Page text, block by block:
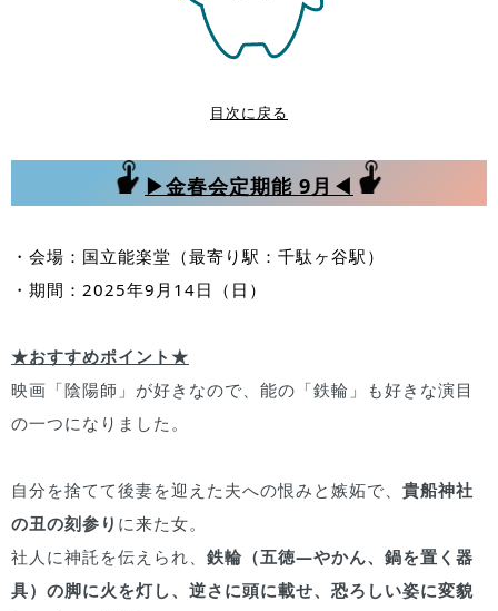
目次に戻る
▶金春会定期能 9月◀
・会場：国立能楽堂（最寄り駅：千駄ヶ谷駅）
・期間：2025年9月14日（日）
★おすすめポイント★
映画「陰陽師」が好きなので、能の「鉄輪」も好きな演目
の一つになりました。
自分を捨てて後妻を迎えた夫への恨みと嫉妬で、 貴船神社
の丑の刻参り に来た女。
社人に神託を伝えられ、 鉄輪（五徳―やかん、鍋を置く器
具）の脚に火を灯し、逆さに頭に載せ、恐ろしい姿に変貌